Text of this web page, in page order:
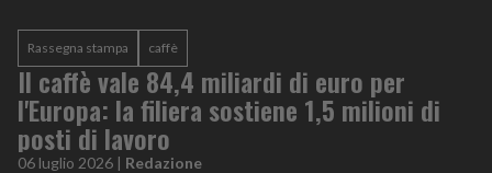
Rassegna stampa caffè
Il caffè vale 84,4 miliardi di euro per
l'Europa: la filiera sostiene 1,5 milioni di
posti di lavoro
06 luglio 2026 | Redazione